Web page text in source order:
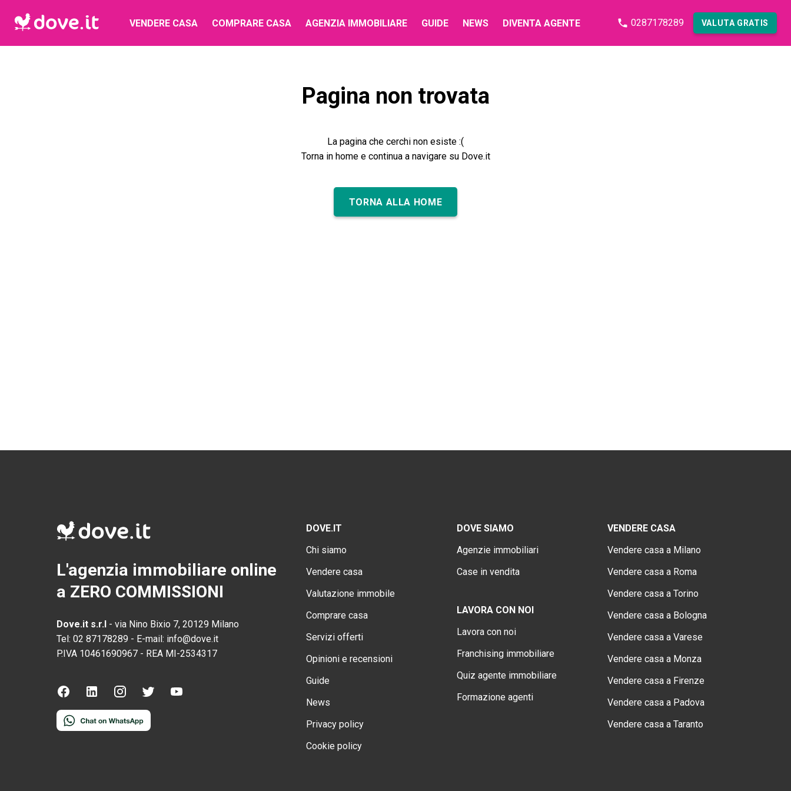
VENDERE CASA COMPRARE CASA AGENZIA IMMOBILIARE GUIDE NEWS DIVENTA AGENTE 0287178289 VALUTA GRATIS
Pagina non trovata
La pagina che cerchi non esiste :(
Torna in home e continua a navigare su Dove.it
TORNA ALLA HOME
L'agenzia immobiliare online
a ZERO COMMISSIONI
Dove.it s.r.l - via Nino Bixio 7, 20129 Milano
Tel: 02 87178289 - E-mail: info@dove.it
P.IVA 10461690967 - REA MI-2534317
DOVE.IT
Chi siamo
Vendere casa
Valutazione immobile
Comprare casa
Servizi offerti
Opinioni e recensioni
Guide
News
Privacy policy
Cookie policy
DOVE SIAMO
Agenzie immobiliari
Case in vendita
LAVORA CON NOI
Lavora con noi
Franchising immobiliare
Quiz agente immobiliare
Formazione agenti
VENDERE CASA
Vendere casa a Milano
Vendere casa a Roma
Vendere casa a Torino
Vendere casa a Bologna
Vendere casa a Varese
Vendere casa a Monza
Vendere casa a Firenze
Vendere casa a Padova
Vendere casa a Taranto